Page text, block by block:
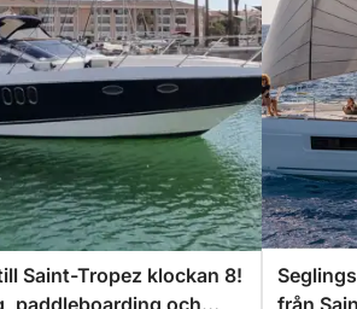
Saint-Tropez klockan 8!
paddleboarding och
från